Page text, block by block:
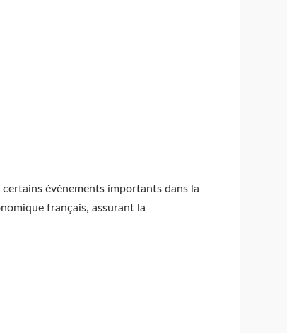
événements importants dans la
français, assurant la